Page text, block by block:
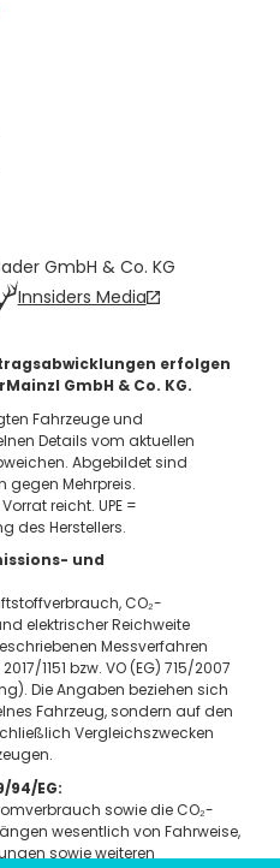
GmbH & Co. KG
Innsiders Media
erfolgen
GmbH & Co. KG.
Fahrzeuge und
Details vom aktuellen
Abgebildet sind
gegen Mehrpreis.
reicht. UPE =
des Herstellers.
und
CO₂-
elektrischer Reichweite
Messverfahren
1151 bzw. VO (EG) 715/2007
Die Angaben beziehen sich
Fahrzeug, sondern auf den
Vergleichszwecken
94/EG:
sowie die CO₂-
wesentlich von Fahrweise,
sowie weiteren